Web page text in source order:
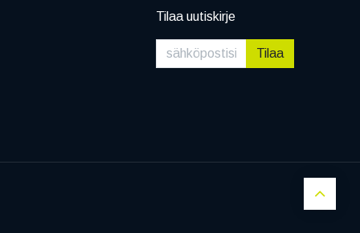
Tilaa uutiskirje
Tilaa